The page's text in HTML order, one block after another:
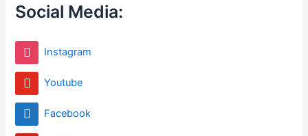
Social Media:
Instagram
Youtube
Facebook